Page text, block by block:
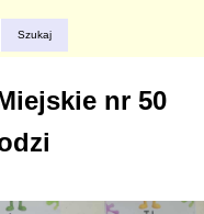
nr 50